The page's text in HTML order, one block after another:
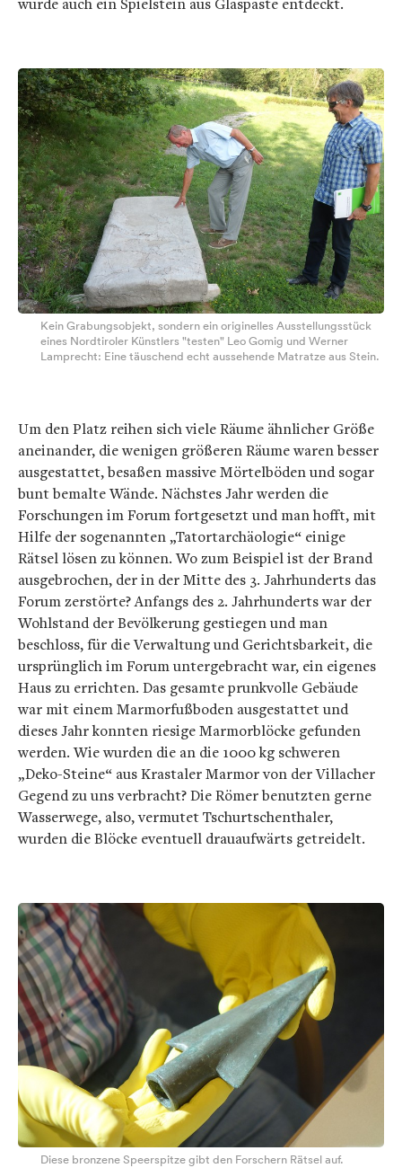
Kein Grabungsobjekt, sondern ein originelles Ausstellungsstück
eines Nordtiroler Künstlers "testen" Leo Gomig und Werner
Lamprecht: Eine täuschend echt aussehende Matratze aus Stein.
Um den Platz reihen sich viele Räume ähnlicher Größe
aneinander, die wenigen größeren Räume waren besser
ausgestattet, besaßen massive Mörtelböden und sogar
bunt bemalte Wände. Nächstes Jahr werden die
Forschungen im Forum fortgesetzt und man hofft, mit
Hilfe der sogenannten „Tatortarchäologie“ einige
Rätsel lösen zu können. Wo zum Beispiel ist der Brand
ausgebrochen, der in der Mitte des 3. Jahrhunderts das
Forum zerstörte? Anfangs des 2. Jahrhunderts war der
Wohlstand der Bevölkerung gestiegen und man
beschloss, für die Verwaltung und Gerichtsbarkeit, die
ursprünglich im Forum untergebracht war, ein eigenes
Haus zu errichten. Das gesamte prunkvolle Gebäude
war mit einem Marmorfußboden ausgestattet und
dieses Jahr konnten riesige Marmorblöcke gefunden
werden. Wie wurden die an die 1000 kg schweren
„Deko-Steine“ aus Krastaler Marmor von der Villacher
Gegend zu uns verbracht? Die Römer benutzten gerne
Wasserwege, also, vermutet Tschurtschenthaler,
wurden die Blöcke eventuell drauaufwärts getreidelt.
Diese bronzene Speerspitze gibt den Forschern Rätsel auf.